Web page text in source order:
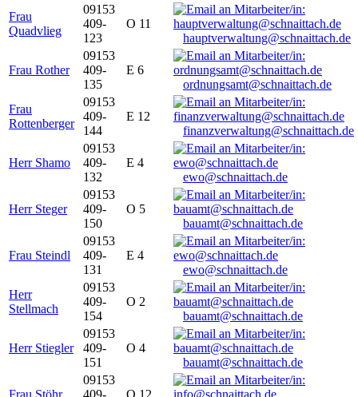
Frau
Quadvlieg
09153
409-
123
O 11
hauptverwaltung@schnaittach.de
Frau Rother
09153
409-
135
E 6
ordnungsamt@schnaittach.de
Frau
Rottenberger
09153
409-
144
E 12
finanzverwaltung@schnaittach.de
Herr Shamo
09153
409-
132
E 4
ewo@schnaittach.de
Herr Steger
09153
409-
150
O 5
bauamt@schnaittach.de
Frau Steindl
09153
409-
131
E 4
ewo@schnaittach.de
Herr
Stellmach
09153
409-
154
O 2
bauamt@schnaittach.de
Herr Stiegler
09153
409-
151
O 4
bauamt@schnaittach.de
09153